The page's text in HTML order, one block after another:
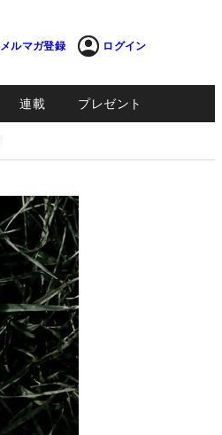
メルマガ登録 ログイン
連載 プレゼント